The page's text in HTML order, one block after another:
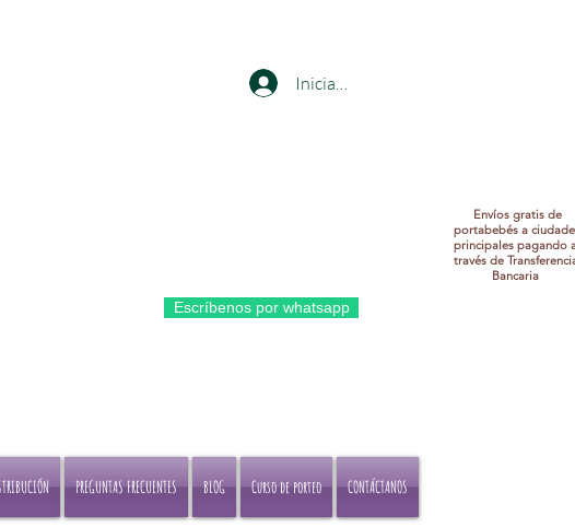
Iniciar sesión
Escríbenos por whatsapp
Envíos gratis de
portabebés a
principales pagando
través de
Bancaria
PREGUNTAS FRECUENTES BLOG Curso de porteo CONTÁCTANOS